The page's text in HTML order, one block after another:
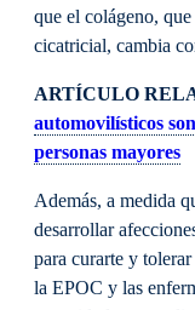
que el colágeno,
cicatricial, cambia
ARTÍCULO
automovilísticos
personas mayores
Además, a medida
desarrollar
para curarte y
la EPOC y las